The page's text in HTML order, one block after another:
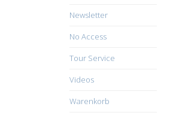
Newsletter
No Access
Tour Service
Videos
Warenkorb